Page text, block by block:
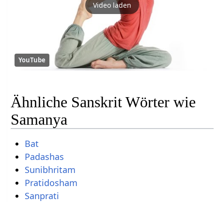
Video laden
YouTube
Ähnliche Sanskrit Wörter wie
Samanya
Bat
Padashas
Sunibhritam
Pratidosham
Sanprati